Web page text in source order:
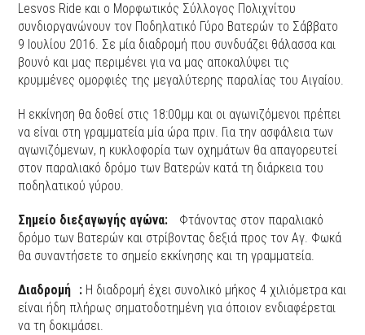
Lesvos Ride και ο Μορφωτικός Σύλλογος Πολιχνίτου
συνδιοργανώνουν τον Ποδηλατικό Γύρο Βατερών το Σάββατο
9 Ιουλίου 2016. Σε μία διαδρομή που συνδυάζει θάλασσα και
βουνό και μας περιμένει για να μας αποκαλύψει τις
κρυμμένες ομορφιές της μεγαλύτερης παραλίας του Αιγαίου.
Η εκκίνηση θα δοθεί στις 18:00μμ και οι αγωνιζόμενοι πρέπει
να είναι στη γραμματεία μία ώρα πριν. Για την ασφάλεια των
αγωνιζόμενων, η κυκλοφορία των οχημάτων θα απαγορευτεί
στον παραλιακό δρόμο των Βατερών κατά τη διάρκεια του
ποδηλατικού γύρου.
Σημείο διεξαγωγής αγώνα: Φτάνοντας στον παραλιακό
δρόμο των Βατερών και στρίβοντας δεξιά προς τον Αγ. Φωκά
θα συναντήσετε το σημείο εκκίνησης και τη γραμματεία.
Διαδρομή : Η διαδρομή έχει συνολικό μήκος 4 χιλιόμετρα και
είναι ήδη πλήρως σηματοδοτημένη για όποιον ενδιαφέρεται
να τη δοκιμάσει.